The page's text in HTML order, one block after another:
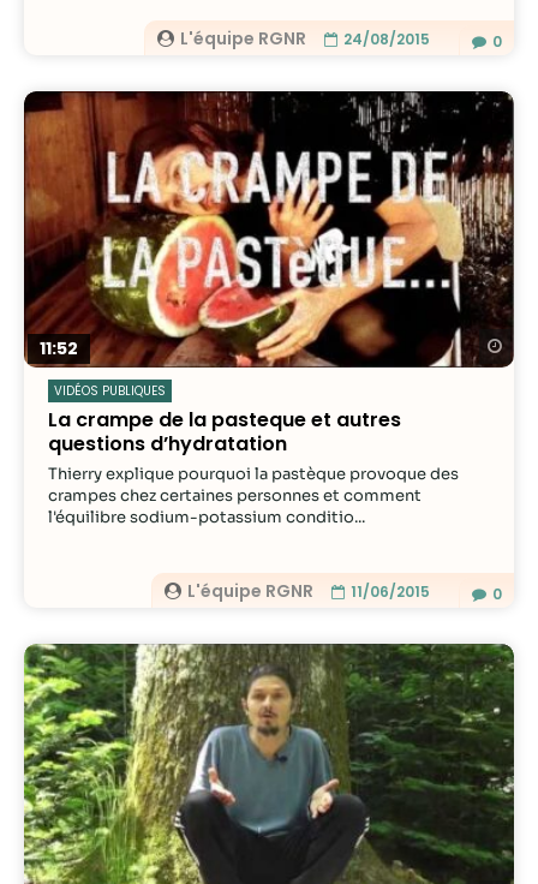
L'équipe RGNR 24/08/2015 0
11:52
VIDÉOS PUBLIQUES
La crampe de la pasteque et autres
questions d’hydratation
L'équipe RGNR 11/06/2015
Thierry explique pourquoi la pastèque provoque des
crampes chez certaines personnes et comment
l'équilibre sodium-potassium conditio...
0